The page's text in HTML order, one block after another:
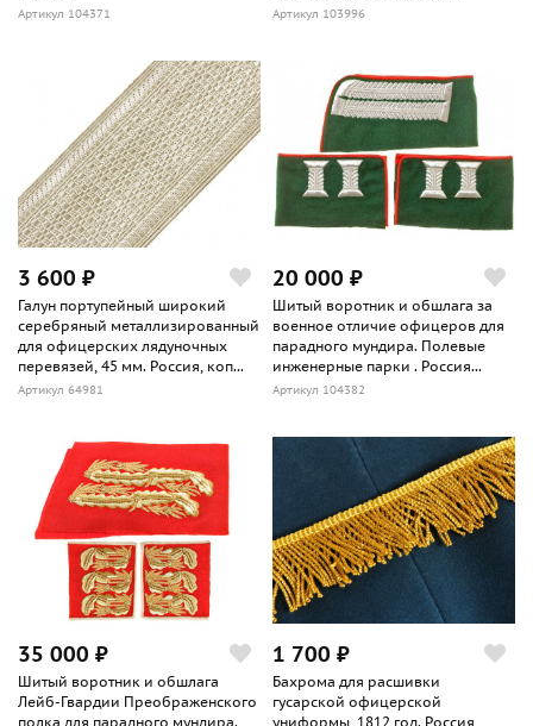
Артикул 104371 Артикул 103996
3 600 ₽
Галун портупейный широкий
серебряный металлизированный
для офицерских лядуночных
перевязей, 45 мм. Россия, коп...
Артикул 64981
20 000 ₽
Шитый воротник и обшлага за
военное отличие офицеров для
парадного мундира. Полевые
инженерные парки . Россия...
Артикул 104382
35 000 ₽
Шитый воротник и обшлага
Лейб-Гвардии Преображенского
полка для парадного мундира.
1 700 ₽
Бахрома для расшивки
гусарской офицерской
униформы, 1812 год. Россия,